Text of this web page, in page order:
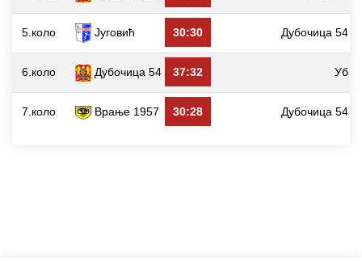
5.коло Југовић 30:30 Дубочица 54
6.коло Дубочица 54 37:32 Уб
7.коло Врање 1957 30:28 Дубочица 54